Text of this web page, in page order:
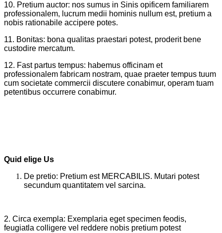
10. Pretium auctor: nos sumus in Sinis opificem familiarem
professionalem, lucrum medii hominis nullum est, pretium a
nobis rationabile accipere potes.
11. Bonitas: bona qualitas praestari potest, proderit bene
custodire mercatum.
12. Fast partus tempus: habemus officinam et
professionalem fabricam nostram, quae praeter tempus tuum
cum societate commercii discutere conabimur, operam tuam
petentibus occurrere conabimur.
Quid elige Us
De pretio: Pretium est MERCABILIS. Mutari potest
secundum quantitatem vel sarcina.
2. Circa exempla: Exemplaria eget specimen feodis,
feugiatla colligere vel reddere nobis pretium potest